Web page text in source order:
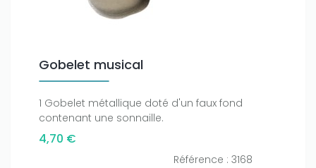
Gobelet musical
1 Gobelet métallique doté d'un faux fond
contenant une sonnaille.
4,70 €
Référence : 3168